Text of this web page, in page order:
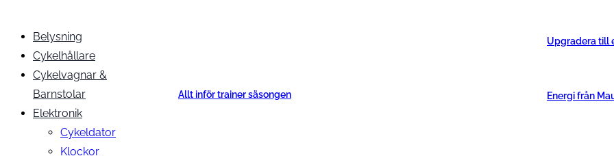
Belysning
Cykelhållare
Cykelvagnar &
Barnstolar
Elektronik
Cykeldator
Klockor
Allt inför trainer säsongen
Upgradera till
Energi från